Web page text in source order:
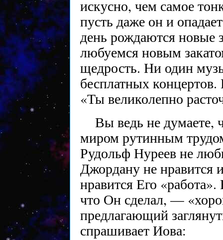
искусно, чем самое
пусть даже он и
день рождаются новые
любуемся новым
щедрость. Ни один
бесплатных
«Ты великолепно
Вы ведь не думаете,
миром рутинным
Рудольф Нуреев не
Джордану не нравится
нравится Его
что Он сделал, —
предлагающий
спрашивает Иова: